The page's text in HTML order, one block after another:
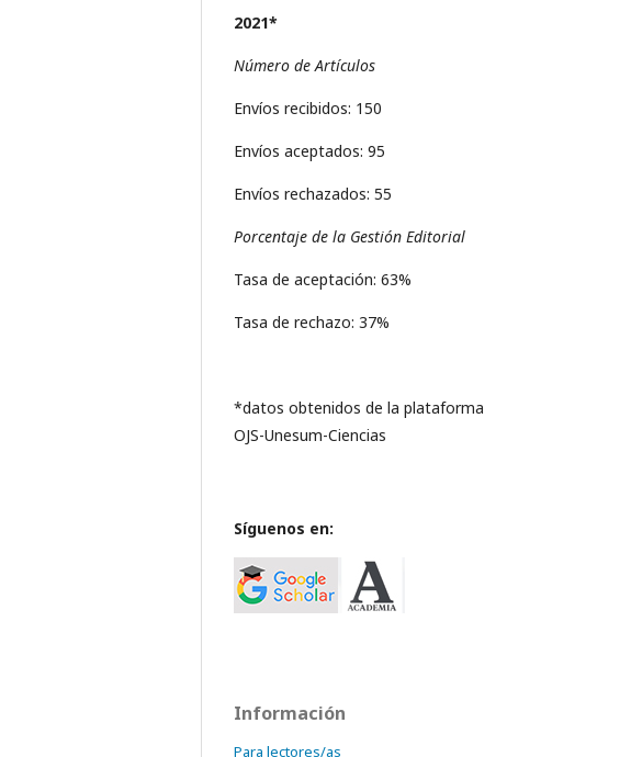
2021*
Número de Artículos
Envíos recibidos: 150
Envíos aceptados: 95
Envíos rechazados: 55
Porcentaje de la Gestión Editorial
Tasa de aceptación: 63%
Tasa de rechazo: 37%
*datos obtenidos de la plataforma
OJS-Unesum-Ciencias
Síguenos en:
Información
Para lectores/as